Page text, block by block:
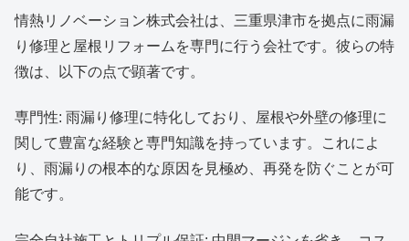
情熱リノベーション株式会社は、三重県津市を拠点に雨漏
り修理と屋根リフォームを専門に行う会社です。彼らの特
徴は、以下の点で顕著です。
専門性: 雨漏り修理に特化しており、屋根や外壁の修理に
関して豊富な経験と専門知識を持っています。これによ
り、雨漏りの根本的な原因を見極め、再発を防ぐことが可
能です。